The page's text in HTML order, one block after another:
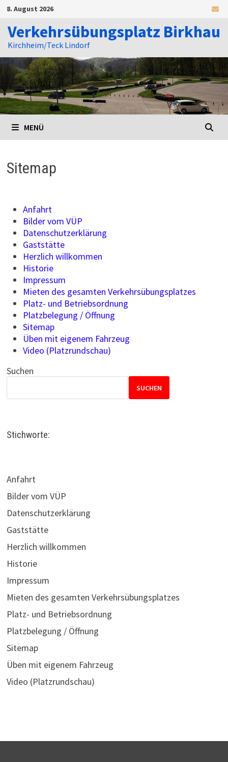
Zum
springen
8. August 2026
Verkehrsübungsplatz Birkhau
Kirchheim/Teck Lindorf
MENÜ
Sitemap
Anfahrt
Bilder vom VÜP
Datenschutzerklärung
Gaststätte
Herzlich willkommen
Historie
Impressum
Mieten des gesamten Verkehrsübungsplatzes
Platz- und Betriebsordnung
Platzbelegung / Öffnung
Sitemap
Üben mit eigenem Fahrzeug
Video (Platzrundschau)
Suchen
SUCHEN
Stichworte:
Anfahrt
Bilder vom VÜP
Datenschutzerklärung
Gaststätte
Herzlich willkommen
Historie
Impressum
Mieten des gesamten Verkehrsübungsplatzes
Platz- und Betriebsordnung
Platzbelegung / Öffnung
Sitemap
Üben mit eigenem Fahrzeug
Video (Platzrundschau)